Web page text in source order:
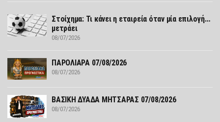
Στοίχημα: Τι κάνει η εταιρεία όταν μία επιλογή…
μετράει
08/07/2026
ΠΑΡΟΛΙΑΡΑ 07/08/2026
08/07/2026
ΒΑΣΙΚΗ ΔΥΑΔΑ ΜΗΤΣΑΡΑΣ 07/08/2026
08/07/2026